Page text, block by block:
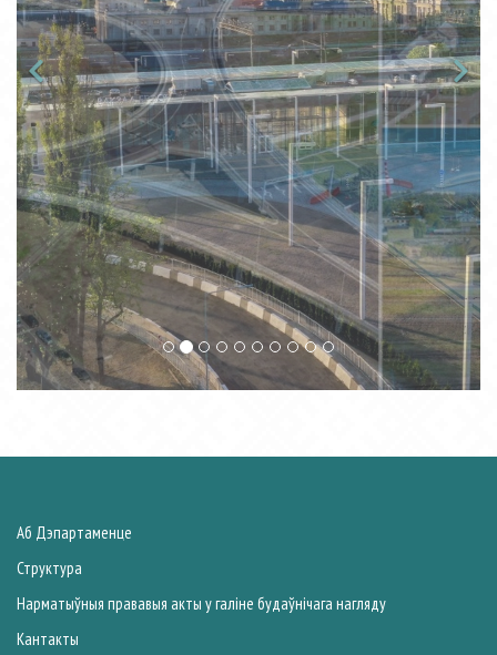
Аб Дэпартаменце
Структура
Нарматыўныя прававыя акты у галiне будаўнічага нагляду
Кантакты